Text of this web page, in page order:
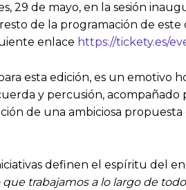
29 de mayo, en la sesión
de la programación de
enlace https://tickety.es/
esta edición, es un emotivo
y percusión, acompañado
de una ambiciosa
definen el espíritu del
trabajamos a lo largo de